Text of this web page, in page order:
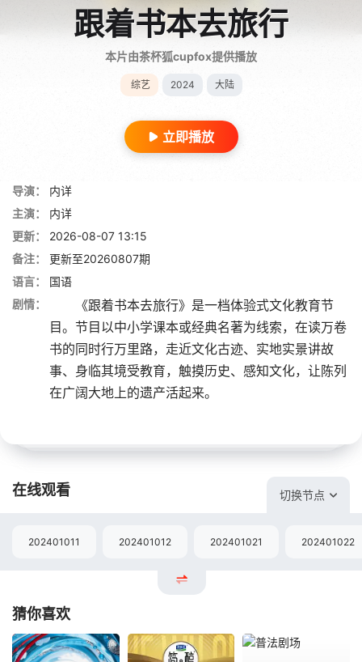
跟着书本去旅行
本片由茶杯狐cupfox提供播放
综艺 2024 大陆
立即播放
导演：
内详
主演：
内详
更新：
2026-08-07 13:15
备注：
更新至20260807期
语言：
国语
剧情：
《跟着书本去旅行》是一档体验式文化教育节
目。节目以中小学课本或经典名著为线索，在读万卷
书的同时行万里路，走近文化古迹、实地实景讲故
事、身临其境受教育，触摸历史、感知文化，让陈列
在广阔大地上的遗产活起来。
在线观看 切换节点
202401011 202401012 202401021 202401022
猜你喜欢